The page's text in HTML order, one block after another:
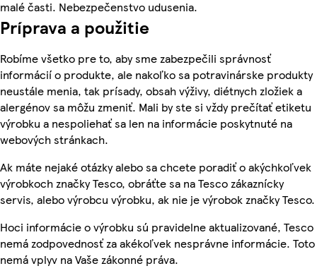
malé časti. Nebezpečenstvo udusenia.
Príprava a použitie
Robíme všetko pre to, aby sme zabezpečili správnosť
informácií o produkte, ale nakoľko sa potravinárske produkty
neustále menia, tak prísady, obsah výživy, diétnych zložiek a
alergénov sa môžu zmeniť. Mali by ste si vždy prečítať etiketu
výrobku a nespoliehať sa len na informácie poskytnuté na
webových stránkach.
Ak máte nejaké otázky alebo sa chcete poradiť o akýchkoľvek
výrobkoch značky Tesco, obráťte sa na Tesco zákaznícky
servis, alebo výrobcu výrobku, ak nie je výrobok značky Tesco.
Hoci informácie o výrobku sú pravidelne aktualizované, Tesco
nemá zodpovednosť za akékoľvek nesprávne informácie. Toto
nemá vplyv na Vaše zákonné práva.